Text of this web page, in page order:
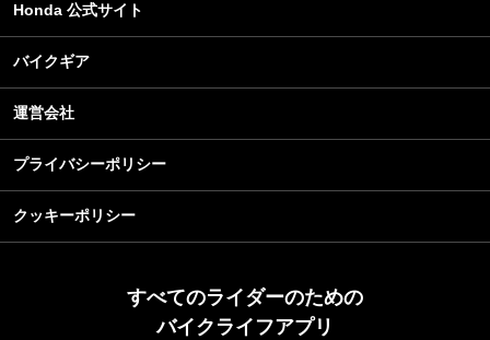
Honda 公式サイト
バイクギア
運営会社
プライバシーポリシー
クッキーポリシー
すべてのライダーのための
バイクライフアプリ